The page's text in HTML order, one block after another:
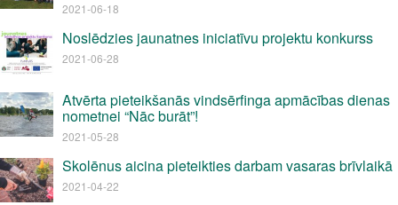
2021-06-18
Noslēdzies jaunatnes iniciatīvu projektu konkurss
2021-06-28
Atvērta pieteikšanās vindsērfinga apmācības dienas
nometnei “Nāc burāt”!
2021-05-28
Skolēnus aicina pieteikties darbam vasaras brīvlaikā
2021-04-22